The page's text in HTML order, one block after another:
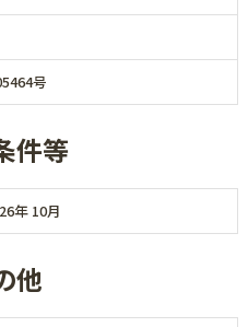
号
件等
年 10月
他